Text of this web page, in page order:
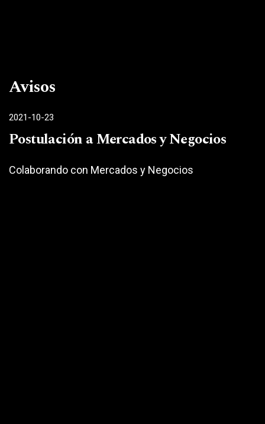
Avisos
2021-10-23
Postulación a Mercados y Negocios
Colaborando con Mercados y Negocios